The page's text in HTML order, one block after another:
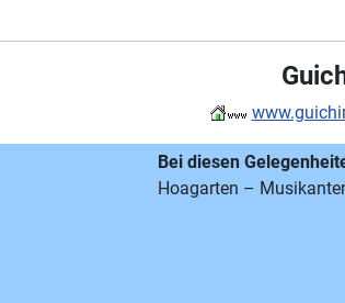
Bei diesen
Hoagarten –